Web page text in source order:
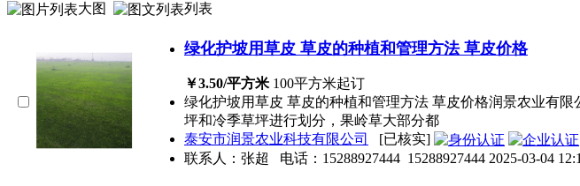
大图 列表
绿化护坡用草皮 草皮的种植和管理方法 草皮价格
￥3.50/平方米 100平方米起订
绿化护坡用草皮 草皮的种植和管理方法 草皮价格润景农业有
坪和冷季草坪进行划分，果岭草大部分都
泰安市润景农业科技有限公司
[已核实]
联系人：张超
电话： 15288927444 15288927444 2025-03-04